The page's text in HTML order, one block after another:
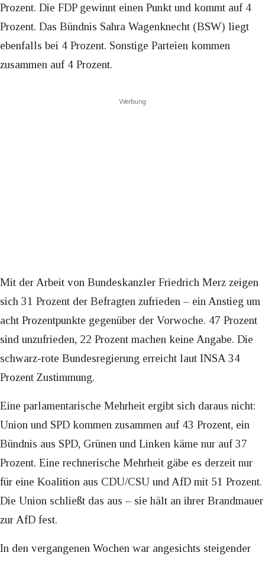
Prozent. Die FDP gewinnt einen Punkt und kommt auf 4
Prozent. Das Bündnis Sahra Wagenknecht (BSW) liegt
ebenfalls bei 4 Prozent. Sonstige Parteien kommen
zusammen auf 4 Prozent.
Werbung
Mit der Arbeit von Bundeskanzler Friedrich Merz zeigen
sich 31 Prozent der Befragten zufrieden – ein Anstieg um
acht Prozentpunkte gegenüber der Vorwoche. 47 Prozent
sind unzufrieden, 22 Prozent machen keine Angabe. Die
schwarz-rote Bundesregierung erreicht laut INSA 34
Prozent Zustimmung.
Eine parlamentarische Mehrheit ergibt sich daraus nicht:
Union und SPD kommen zusammen auf 43 Prozent, ein
Bündnis aus SPD, Grünen und Linken käme nur auf 37
Prozent. Eine rechnerische Mehrheit gäbe es derzeit nur
für eine Koalition aus CDU/CSU und AfD mit 51 Prozent.
Die Union schließt das aus – sie hält an ihrer Brandmauer
zur AfD fest.
In den vergangenen Wochen war angesichts steigender